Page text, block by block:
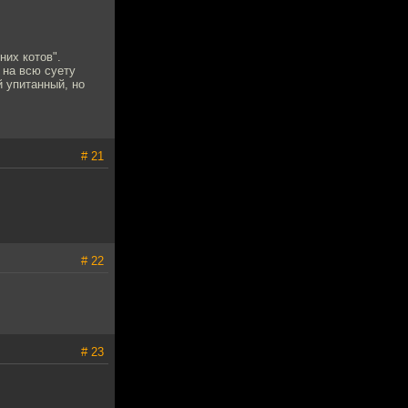
котов".
на всю суету
упитанный, но
# 21
# 22
# 23